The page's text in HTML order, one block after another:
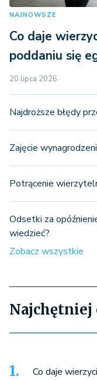
NAJNOWSZE
Co daje
poddaniu się
20 lipca 2026
Najdroższe błędy
Zajęcie
Potrącenie
Odsetki za
wiedzieć?
Zobacz wszystkie
Najchętniej
Co daje